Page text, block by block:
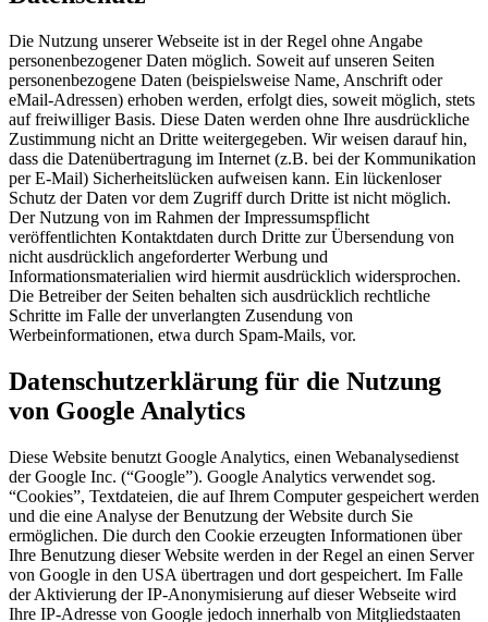
Die Nutzung unserer Webseite ist in der Regel ohne Angabe
personenbezogener Daten möglich. Soweit auf unseren Seiten
personenbezogene Daten (beispielsweise Name, Anschrift oder
eMail-Adressen) erhoben werden, erfolgt dies, soweit möglich, stets
auf freiwilliger Basis. Diese Daten werden ohne Ihre ausdrückliche
Zustimmung nicht an Dritte weitergegeben. Wir weisen darauf hin,
dass die Datenübertragung im Internet (z.B. bei der Kommunikation
per E-Mail) Sicherheitslücken aufweisen kann. Ein lückenloser
Schutz der Daten vor dem Zugriff durch Dritte ist nicht möglich.
Der Nutzung von im Rahmen der Impressumspflicht
veröffentlichten Kontaktdaten durch Dritte zur Übersendung von
nicht ausdrücklich angeforderter Werbung und
Informationsmaterialien wird hiermit ausdrücklich widersprochen.
Die Betreiber der Seiten behalten sich ausdrücklich rechtliche
Schritte im Falle der unverlangten Zusendung von
Werbeinformationen, etwa durch Spam-Mails, vor.
Datenschutzerklärung für die Nutzung
von Google Analytics
Diese Website benutzt Google Analytics, einen Webanalysedienst
der Google Inc. (“Google”). Google Analytics verwendet sog.
“Cookies”, Textdateien, die auf Ihrem Computer gespeichert werden
und die eine Analyse der Benutzung der Website durch Sie
ermöglichen. Die durch den Cookie erzeugten Informationen über
Ihre Benutzung dieser Website werden in der Regel an einen Server
von Google in den USA übertragen und dort gespeichert. Im Falle
der Aktivierung der IP-Anonymisierung auf dieser Webseite wird
Ihre IP-Adresse von Google jedoch innerhalb von Mitgliedstaaten